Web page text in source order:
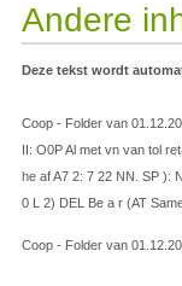
Andere
Deze tekst wordt
Coop - Folder van
II: O0P Al met vn van tol
he af A7 2: 7 22 NN. SP ):
0 L 2) DEL Be a r (AT
Coop - Folder van